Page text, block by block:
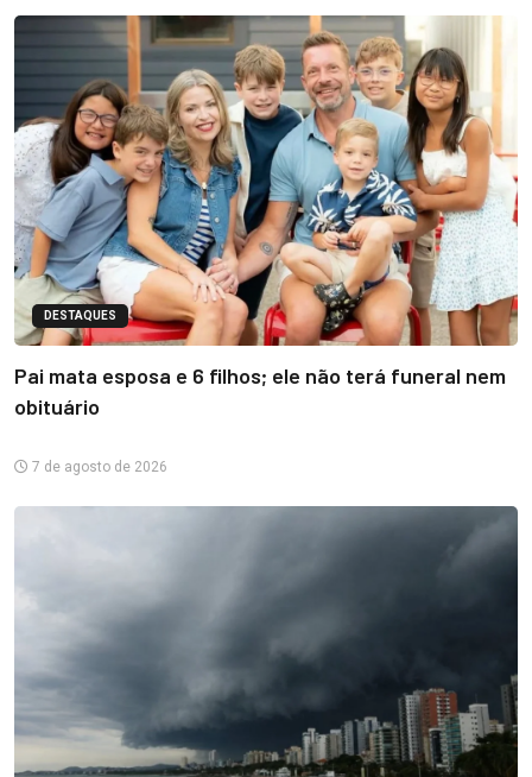
DESTAQUES
Pai mata esposa e 6 filhos; ele não terá funeral nem
obituário
7 de agosto de 2026